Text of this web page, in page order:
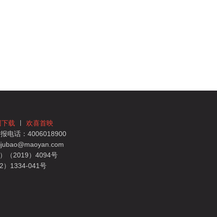
下载
欢喜首映
电话：4006018900
（2019）4094号
）1334-041号